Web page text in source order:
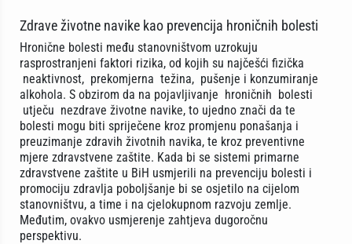
Zdrave životne navike kao prevencija hroničnih bolesti
Hronične bolesti među stanovništvom uzrokuju
rasprostranjeni faktori rizika, od kojih su najčešći fizička
neaktivnost, prekomjerna težina, pušenje i konzumiranje
alkohola. S obzirom da na pojavljivanje hroničnih bolesti
utječu nezdrave životne navike, to ujedno znači da te
bolesti mogu biti spriječene kroz promjenu ponašanja i
preuzimanje zdravih životnih navika, te kroz preventivne
mjere zdravstvene zaštite. Kada bi se sistemi primarne
zdravstvene zaštite u BiH usmjerili na prevenciju bolesti i
promociju zdravlja poboljšanje bi se osjetilo na cijelom
stanovništvu, a time i na cjelokupnom razvoju zemlje.
Međutim, ovakvo usmjerenje zahtjeva dugoročnu
perspektivu.